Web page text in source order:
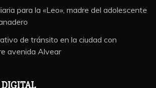
para la «Leo», madre del adolescente
de tránsito en la ciudad con
avenida Alvear